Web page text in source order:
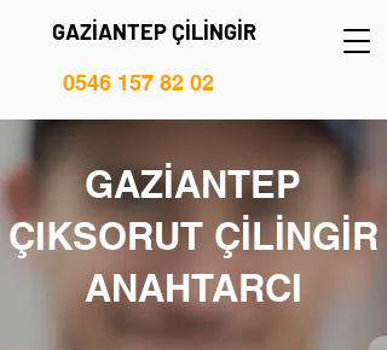
GAZİANTEP ÇİLİNGİR
0546 157 82 02
GAZİANTEP
ÇIKSORUT ÇİLİNGİR
ANAHTARCI